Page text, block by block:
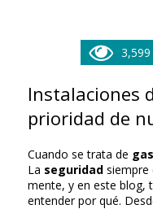
3,599
Instalaciones
prioridad de
Cuando se trata de
La seguridad siempre
mente, y en este blog,
entender por qué.